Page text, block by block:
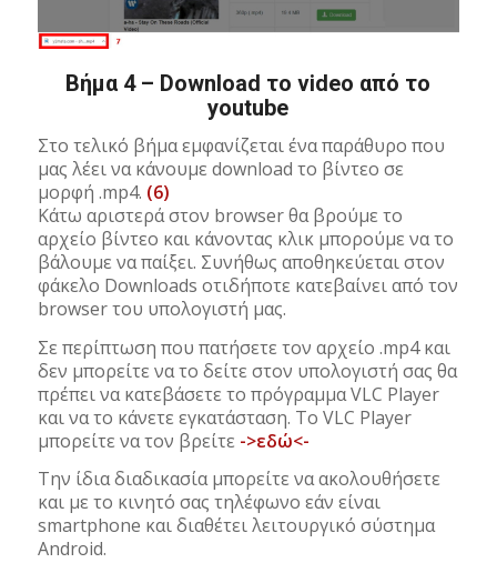
Βήμα 4 – Download το video από το
youtube
Στο τελικό βήμα εμφανίζεται ένα παράθυρο που
μας λέει να κάνουμε download το βίντεο σε
μορφή .mp4. (6)
Κάτω αριστερά στον browser θα βρούμε το
αρχείο βίντεο και κάνοντας κλικ μπορούμε να το
βάλουμε να παίξει. Συνήθως αποθηκεύεται στον
φάκελο Downloads οτιδήποτε κατεβαίνει από τον
browser του υπολογιστή μας.
Σε περίπτωση που πατήσετε τον αρχείο .mp4 και
δεν μπορείτε να το δείτε στον υπολογιστή σας θα
πρέπει να κατεβάσετε το πρόγραμμα VLC Player
και να το κάνετε εγκατάσταση. Το VLC Player
μπορείτε να τον βρείτε ->εδώ<-
Την ίδια διαδικασία μπορείτε να ακολουθήσετε
και με το κινητό σας τηλέφωνο εάν είναι
smartphone και διαθέτει λειτουργικό σύστημα
Android.